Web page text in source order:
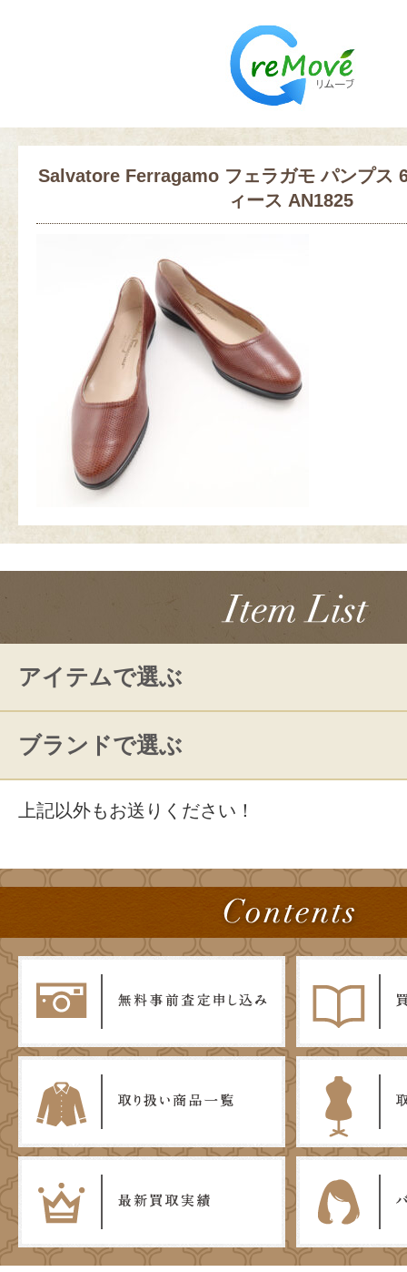
Salvatore Ferragamo フェラガモ パンプス
ィース AN1825
アイテムで選ぶ
ブランドで選ぶ
上記以外もお送りください！